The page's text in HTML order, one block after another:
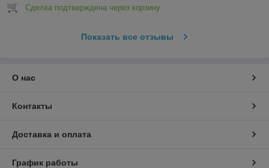
Сделка подтверждена через корзину
Показать все отзывы
О нас
Контакты
Доставка и оплата
График работы